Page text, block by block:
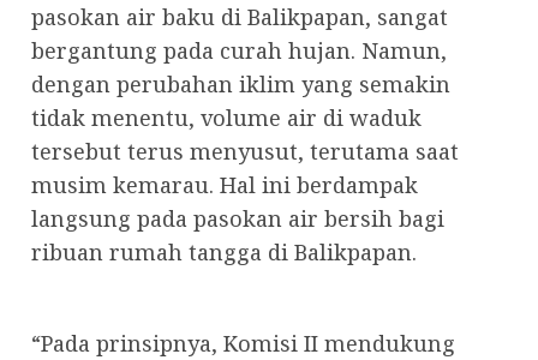
pasokan air baku di Balikpapan, sangat
bergantung pada curah hujan. Namun,
dengan perubahan iklim yang semakin
tidak menentu, volume air di waduk
tersebut terus menyusut, terutama saat
musim kemarau. Hal ini berdampak
langsung pada pasokan air bersih bagi
ribuan rumah tangga di Balikpapan.
“Pada prinsipnya, Komisi II mendukung